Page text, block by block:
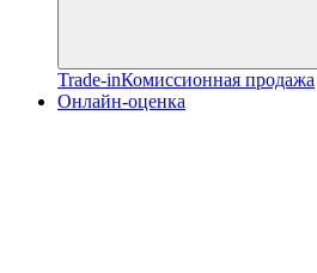
Trade-inКомиссионная продажа
Онлайн-оценка